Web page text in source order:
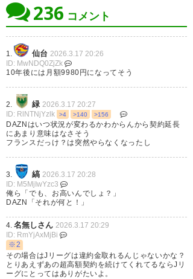
— ４０４号室 (koji404room)
2026, 3月 17
DAZNもネトフリくらい軽くて
見やすいUIにして欲しいな
— ワオ (WAO_kanata)
DAZNから逃れられない
とりあえずもう少し使いやすく
してもらっていいですかDAZN
さん
— よしだ (yoshida_third)
3月 17
まぁ決まったならファジの為に
お布施しますよ
— 烈 (retsu1735)2026, 3月 17
236 コメント
1. 仙台 2026.3.17 20:26
ID: MwNDQ0ZjZk
10年後には月額9980円になってそう
2. 緑 2026.3.17 20:27
ID: RlNTNjYzlk
>4 >140 >156
DAZNはいつ状況が変わるかわからんから契約延長
にあまり意味はなさそう
フランスだっけ？は突然やらなくなったし
3. 縞 2026.3.17 20:28
ID: M5MjIwYzc3
俺ら「でも、お高いんでしょ？」
DAZN「それが何と！」
4. 名無しさん 2026.3.17 20:29
ID: RmYjAxMjBi
※2
その場合はJリーグは違約金取れるんじゃないかな？
とりあえずあの超高額契約を続けてくれてるならJリ
ーグにとってはありがたいよ。